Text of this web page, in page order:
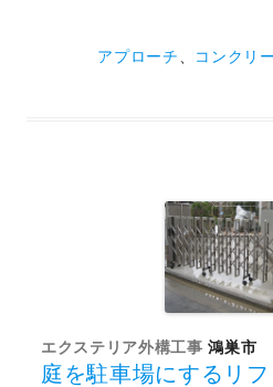
アプローチ、 コンクリ
エクステリア外構工事 鴻巣市
庭を駐車場にするリ